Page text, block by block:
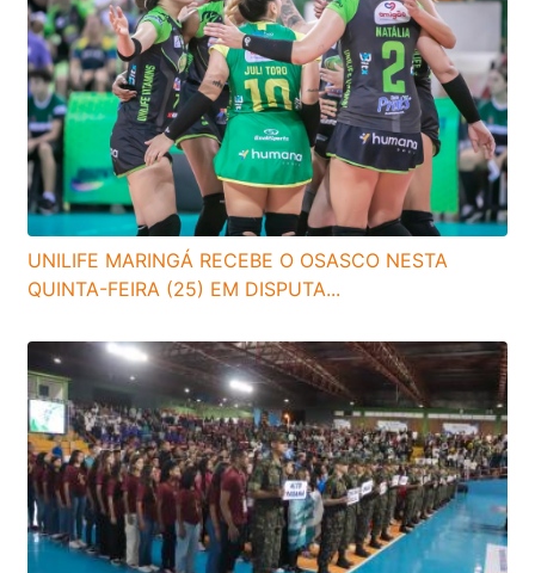
UNILIFE MARINGÁ RECEBE O OSASCO NESTA
QUINTA-FEIRA (25) EM DISPUTA...